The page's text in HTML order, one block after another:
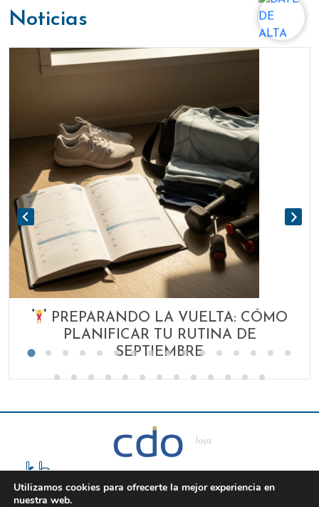
noticias
PREPARANDO LA VUELTA: CÓMO
PLANIFICAR TU RUTINA DE
SEPTIEMBRE
loja
TEL: 601524269
Utilizamos cookies para ofrecerte la mejor experiencia en
nuestra web.